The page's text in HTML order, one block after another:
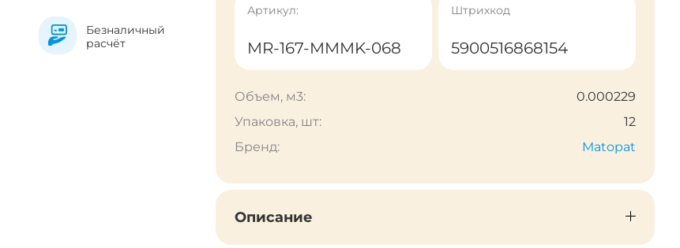
Безналичный
расчёт
Артикул:
MR-167-MMMK-068
Штрихкод
5900516868154
Объем, м3:
0.000229
Упаковка, шт:
12
Бренд:
Matopat
Описание